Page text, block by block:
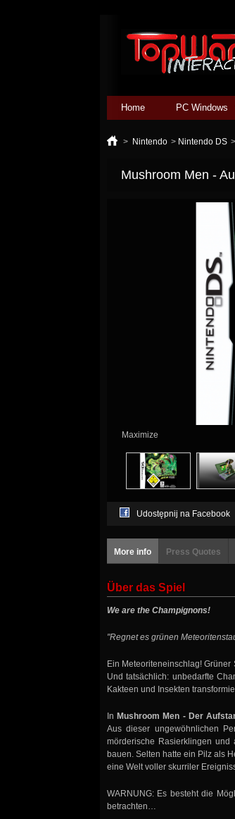
Home PC Windows
> Nintendo > Nintendo DS >
Mushroom Men -
Maximize
Udostępnij na Facebook
More info Press Quotes
Über das Spiel
We are the Champignons!
"Regnet es grünen
Ein Meteoriteneinschlag!
Und tatsächlich: unbedarfte
Kakteen und Insekten
In Mushroom Men - Der
Aus dieser ungewöhnlichen
mörderische Rasierklingen und
bauen. Selten hatte ein Pilz als
eine Welt voller skurriler
WARNUNG: Es besteht die
betrachten…